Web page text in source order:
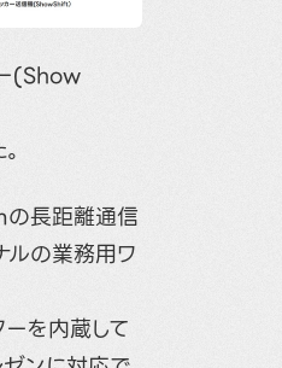
(Show
長距離通信
ルの業務用ワ
を内蔵して